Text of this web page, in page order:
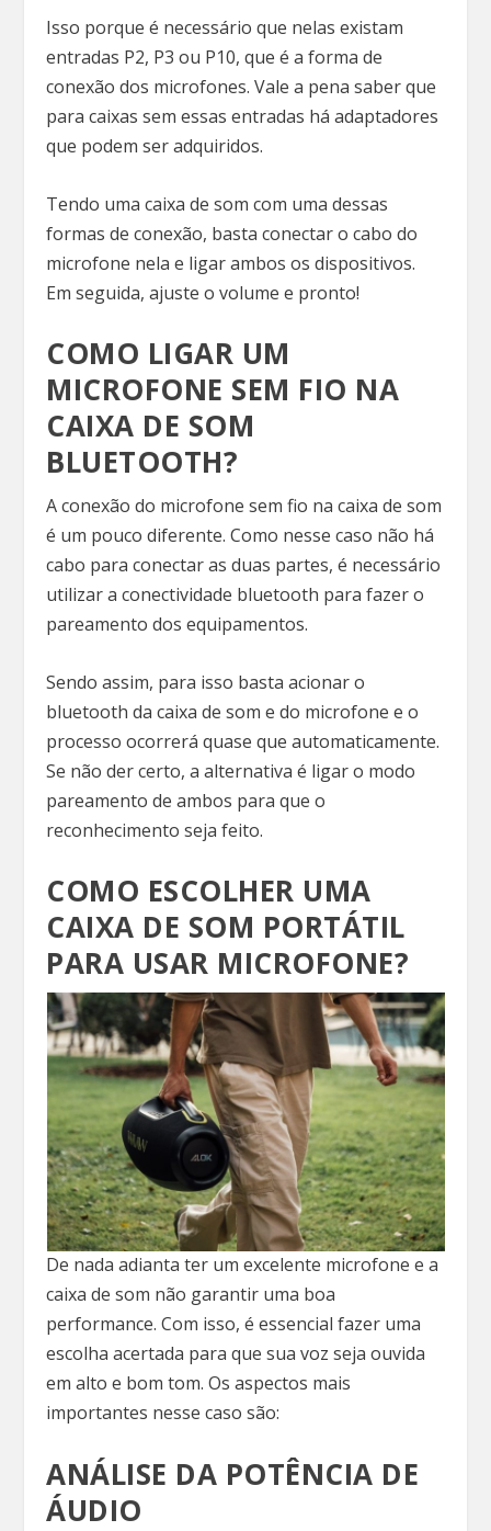
Isso porque é necessário que nelas existam
entradas P2, P3 ou P10, que é a forma de
conexão dos microfones. Vale a pena saber que
para caixas sem essas entradas há adaptadores
que podem ser adquiridos.
Tendo uma caixa de som com uma dessas
formas de conexão, basta conectar o cabo do
microfone nela e ligar ambos os dispositivos.
Em seguida, ajuste o volume e pronto!
COMO LIGAR UM
MICROFONE SEM FIO NA
CAIXA DE SOM
BLUETOOTH?
A conexão do microfone sem fio na caixa de som
é um pouco diferente. Como nesse caso não há
cabo para conectar as duas partes, é necessário
utilizar a conectividade bluetooth para fazer o
pareamento dos equipamentos.
Sendo assim, para isso basta acionar o
bluetooth da caixa de som e do microfone e o
processo ocorrerá quase que automaticamente.
Se não der certo, a alternativa é ligar o modo
pareamento de ambos para que o
reconhecimento seja feito.
COMO ESCOLHER UMA
CAIXA DE SOM PORTÁTIL
PARA USAR MICROFONE?
De nada adianta ter um excelente microfone e a
caixa de som não garantir uma boa
performance. Com isso, é essencial fazer uma
escolha acertada para que sua voz seja ouvida
em alto e bom tom. Os aspectos mais
importantes nesse caso são:
ANÁLISE DA POTÊNCIA DE
ÁUDIO